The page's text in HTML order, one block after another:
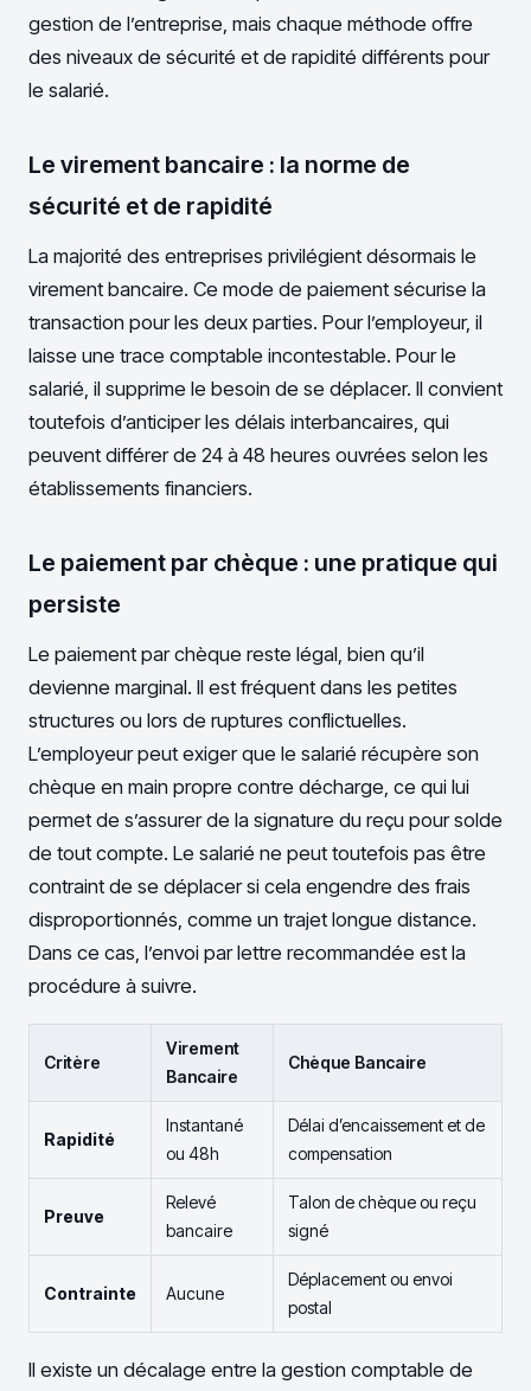
gestion de l’entreprise, mais chaque méthode offre
des niveaux de sécurité et de rapidité différents pour
le salarié.
Le virement bancaire : la norme de
sécurité et de rapidité
La majorité des entreprises privilégient désormais le
virement bancaire. Ce mode de paiement sécurise la
transaction pour les deux parties. Pour l’employeur, il
laisse une trace comptable incontestable. Pour le
salarié, il supprime le besoin de se déplacer. Il convient
toutefois d’anticiper les délais interbancaires, qui
peuvent différer de 24 à 48 heures ouvrées selon les
établissements financiers.
Le paiement par chèque : une pratique qui
persiste
Le paiement par chèque reste légal, bien qu’il
devienne marginal. Il est fréquent dans les petites
structures ou lors de ruptures conflictuelles.
L’employeur peut exiger que le salarié récupère son
chèque en main propre contre décharge, ce qui lui
permet de s’assurer de la signature du reçu pour solde
de tout compte. Le salarié ne peut toutefois pas être
contraint de se déplacer si cela engendre des frais
disproportionnés, comme un trajet longue distance.
Dans ce cas, l’envoi par lettre recommandée est la
procédure à suivre.
Critère
Virement
Bancaire
Chèque Bancaire
Rapidité
Instantané
ou 48h
Délai d’encaissement et de
compensation
Preuve
Relevé
bancaire
Talon de chèque ou reçu
signé
Contrainte Aucune
Déplacement ou envoi
postal
Il existe un décalage entre la gestion comptable de